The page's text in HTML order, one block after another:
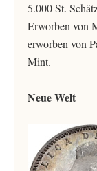
5.000 St.
Erworben von
erworben von
Mint.
Neue Welt